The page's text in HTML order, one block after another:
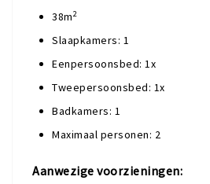
38m2
Slaapkamers: 1
Eenpersoonsbed: 1x
Tweepersoonsbed: 1x
Badkamers: 1
Maximaal personen: 2
Aanwezige voorzieningen: